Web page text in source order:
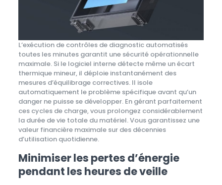
L’exécution de contrôles de diagnostic automatisés
toutes les minutes garantit une sécurité opérationnelle
maximale. Si le logiciel interne détecte même un écart
thermique mineur, il déploie instantanément des
mesures d’équilibrage correctives. Il isole
automatiquement le problème spécifique avant qu’un
danger ne puisse se développer. En gérant parfaitement
ces cycles de charge, vous prolongez considérablement
la durée de vie totale du matériel. Vous garantissez une
valeur financière maximale sur des décennies
d’utilisation quotidienne.
Minimiser les pertes d’énergie
pendant les heures de veille